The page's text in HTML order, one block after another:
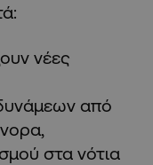
νέες
από
στα νότια